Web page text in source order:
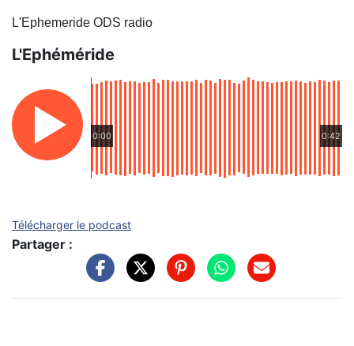
L'Ephemeride ODS radio
L'Ephéméride
0:00 0:42
Télécharger le podcast
Partager :